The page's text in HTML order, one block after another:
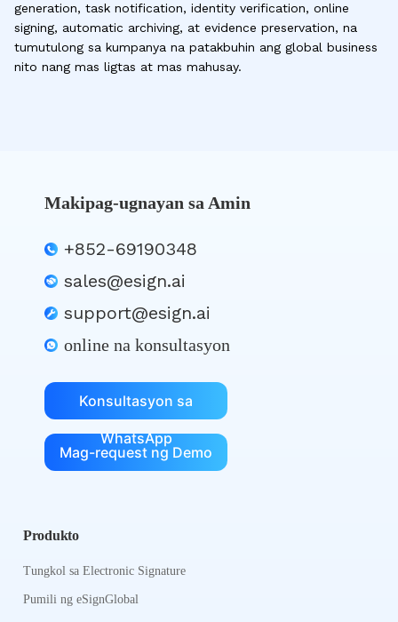
generation, task notification, identity verification, online
signing, automatic archiving, at evidence preservation, na
tumutulong sa kumpanya na patakbuhin ang global business
nito nang mas ligtas at mas mahusay.
Makipag-ugnayan sa Amin
+852-69190348
sales@esign.ai
support@esign.ai
online na konsultasyon
Konsultasyon sa
WhatsApp
Mag-request ng Demo
Produkto
Tungkol sa Electronic Signature
Pumili ng eSignGlobal